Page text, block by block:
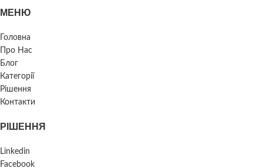
МЕНЮ
Головна
Про Нас
Блог
Категорії
Рішення
Контакти
РІШЕННЯ
Linkedin
Facebook